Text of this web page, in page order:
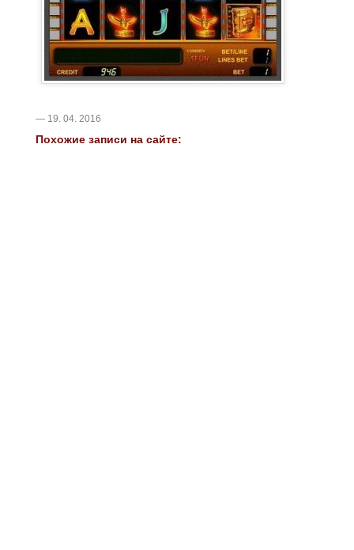
— 19. 04. 2016
Похожие записи на сайте: